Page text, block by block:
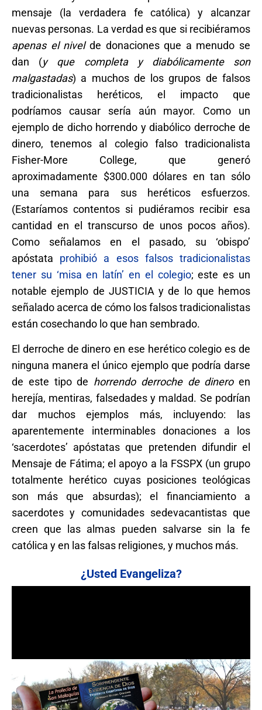
mensaje (la verdadera fe católica) y alcanzar
nuevas personas. La verdad es que si recibiéramos
apenas el nivelde donaciones que a menudo se
dan (y que completa y diabólicamente son
malgastadas) a muchos de los grupos de falsos
tradicionalistas heréticos, el impacto que
podríamos causar sería aún mayor. Como un
ejemplo de dicho horrendo y diabólico derroche de
dinero, tenemos al colegio falso tradicionalista
Fisher-More College, que generó
aproximadamente $300.000 dólares en tan sólo
una semana para sus heréticos esfuerzos.
(Estaríamos contentos si pudiéramos recibir esa
cantidad en el transcurso de unos pocos años).
Como señalamos en el pasado, su ‘obispo’
apóstata prohibió a esos falsos tradicionalistas
tener su ‘misa en latín’ en el colegio; este es un
notable ejemplo de JUSTICIA y de lo que hemos
señalado acerca de cómo los falsos tradicionalistas
están cosechando lo que han sembrado.
El derroche de dinero en ese herético colegio es de
ninguna manera el único ejemplo que podría darse
de este tipo de horrendo derroche de dineroen
herejía, mentiras, falsedades y maldad. Se podrían
dar muchos ejemplos más, incluyendo: las
aparentemente interminables donaciones a los
‘sacerdotes’ apóstatas que pretenden difundir el
Mensaje de Fátima; el apoyo a la FSSPX (un grupo
totalmente herético cuyas posiciones teológicas
son más que absurdas); el financiamiento a
sacerdotes y comunidades sedevacantistas que
creen que las almas pueden salvarse sin la fe
católica y en las falsas religiones, y muchos más.
¿Usted Evangeliza?